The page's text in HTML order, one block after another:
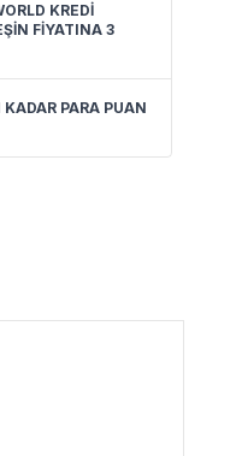
KREDİ
FİYATINA 3
PARA PUAN